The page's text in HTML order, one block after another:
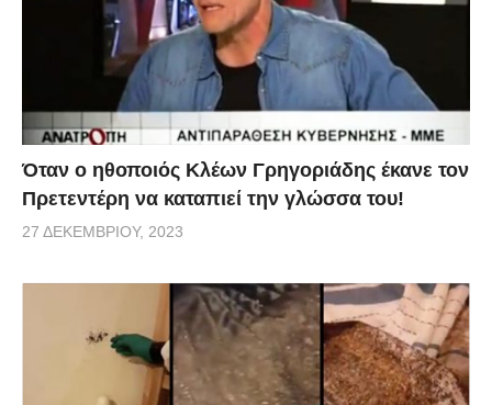
Όταν ο ηθοποιός Κλέων Γρηγοριάδης έκανε τον
Πρετεντέρη να καταπιεί την γλώσσα του!
27 ΔΕΚΕΜΒΡΊΟΥ, 2023